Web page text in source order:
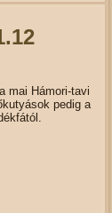
mai Hámori-tavi
pedig a